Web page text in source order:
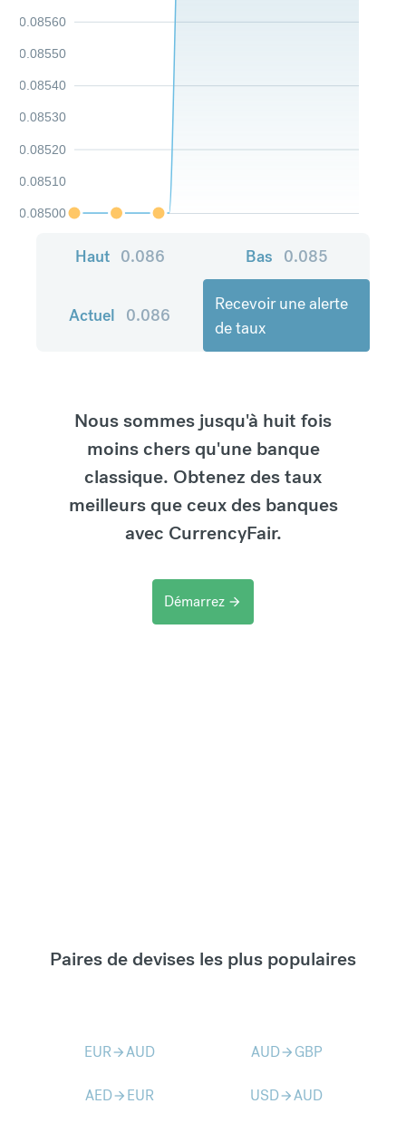
0.08500
0.08510
0.08520
0.08530
0.08540
0.08550
0.08560
Haut 0.086 Bas 0.085
Actuel 0.086
Recevoir une alerte
de taux
Nous sommes jusqu'à huit fois
moins chers qu'une banque
classique. Obtenez des taux
meilleurs que ceux des banques
avec CurrencyFair.
Démarrez arrow_forward
Paires de devises les plus populaires
EURarrow_forwardAUD AUDarrow_forward GBP
AEDarrow_forward EUR USDarrow_forwardAUD